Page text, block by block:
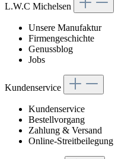
L.W.C Michelsen
Unsere Manufaktur
Firmengeschichte
Genussblog
Jobs
Kundenservice
Kundenservice
Bestellvorgang
Zahlung & Versand
Online-Streitbeilegung